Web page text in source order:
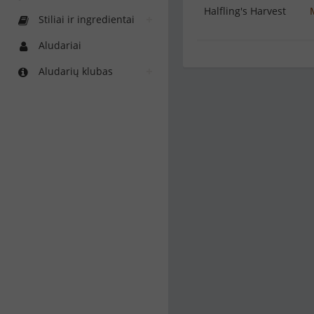
Stiliai ir ingredientai
Aludariai
Aludarių klubas
Halfling's Harvest